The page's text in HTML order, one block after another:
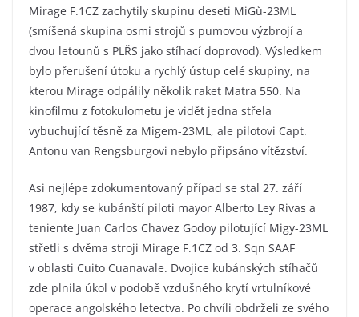
Mirage F.1CZ zachytily skupinu deseti MiGů-23ML
(smíšená skupina osmi strojů s pumovou výzbrojí a
dvou letounů s PLŘS jako stíhací doprovod). Výsledkem
bylo přerušení útoku a rychlý ústup celé skupiny, na
kterou Mirage odpálily několik raket Matra 550. Na
kinofilmu z fotokulometu je vidět jedna střela
vybuchující těsně za Migem-23ML, ale pilotovi Capt.
Antonu van Rengsburgovi nebylo připsáno vítězství.
Asi nejlépe zdokumentovaný případ se stal 27. září
1987, kdy se kubánští piloti mayor Alberto Ley Rivas a
teniente Juan Carlos Chavez Godoy pilotující Migy-23ML
střetli s dvěma stroji Mirage F.1CZ od 3. Sqn SAAF
v oblasti Cuito Cuanavale. Dvojice kubánských stíhačů
zde plnila úkol v podobě vzdušného krytí vrtulníkové
operace angolského letectva. Po chvíli obdrželi ze svého